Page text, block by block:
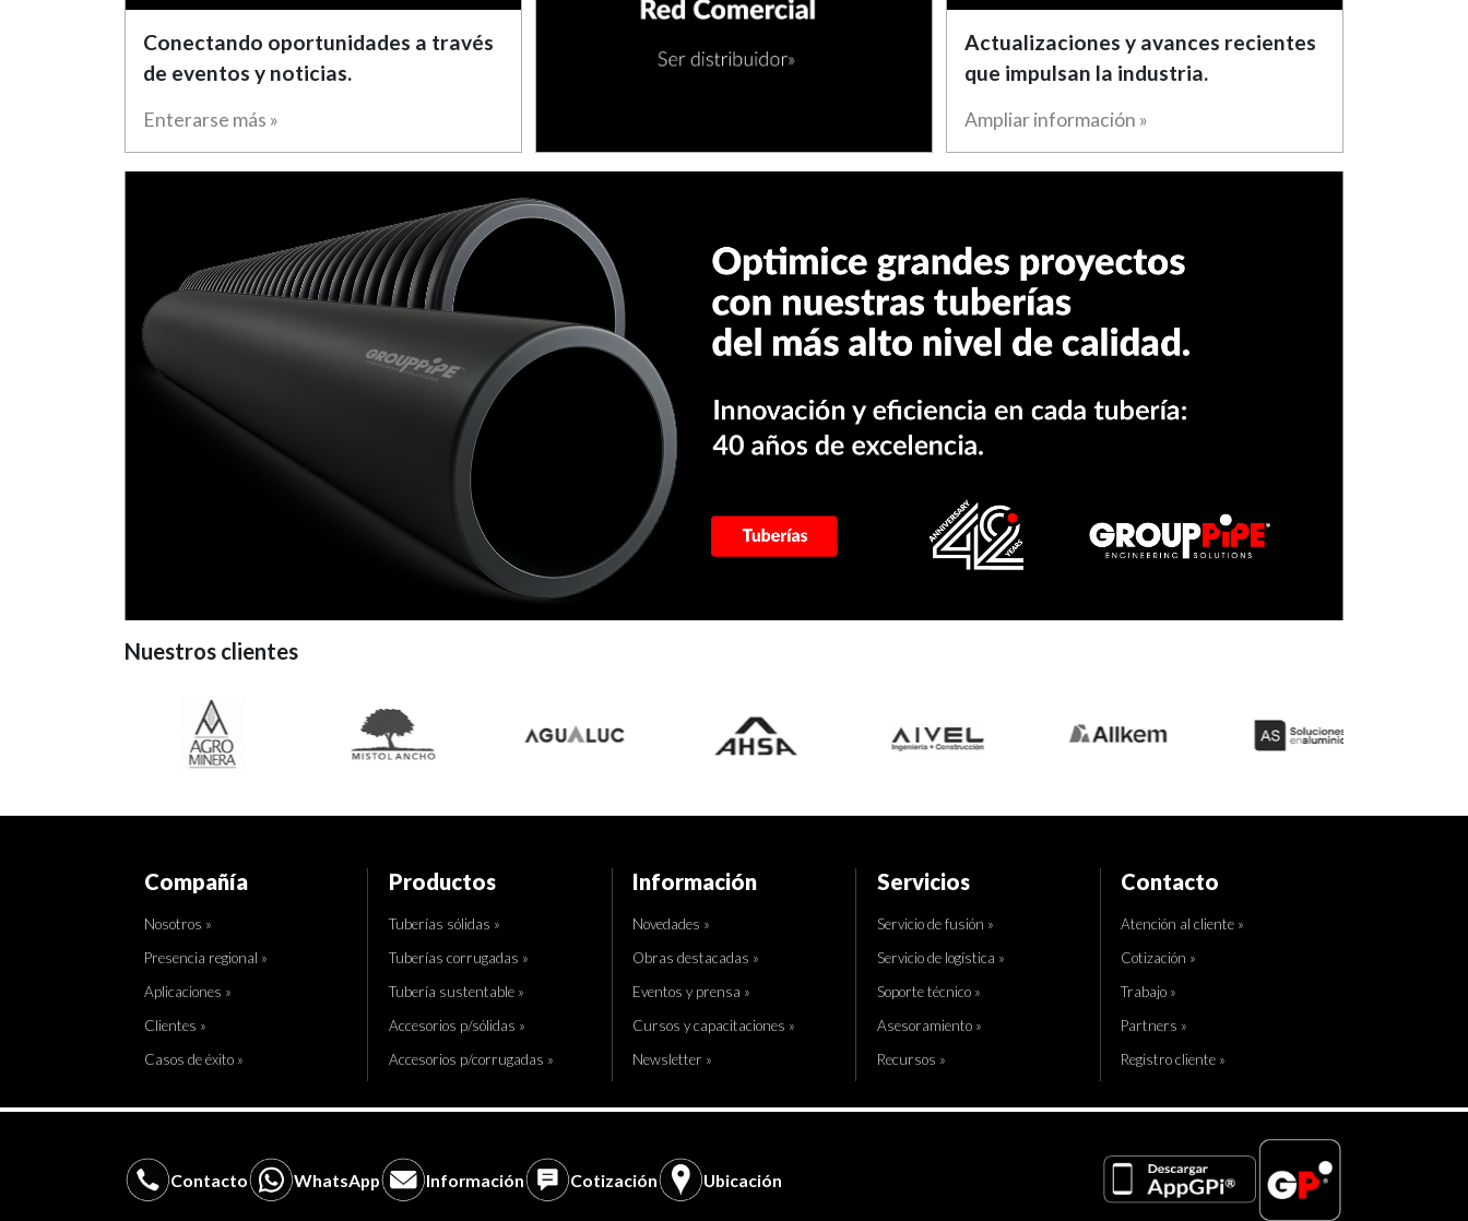
Conectando oportunidades a través
de eventos y noticias.
Enterarse más »
Actualizaciones y avances recientes
que impulsan la industria.
Ampliar información »
Nuestros clientes
Compañía
Nosotros »
Presencia regional »
Aplicaciones »
Clientes »
Casos de éxito »
Productos
Tuberías sólidas »
Tuberías corrugadas »
Tubería sustentable »
Accesorios p/sólidas »
Accesorios p/corrugadas »
Información
Novedades »
Obras destacadas »
Eventos y prensa »
Cursos y capacitaciones »
Newsletter »
Servicios
Servicio de fusión »
Servicio de logística »
Soporte técnico »
Asesoramiento »
Recursos »
Contacto
Atención al cliente »
Cotización »
Trabajo »
Partners »
Registro cliente »
Contacto WhatsApp Información Cotización Ubicación